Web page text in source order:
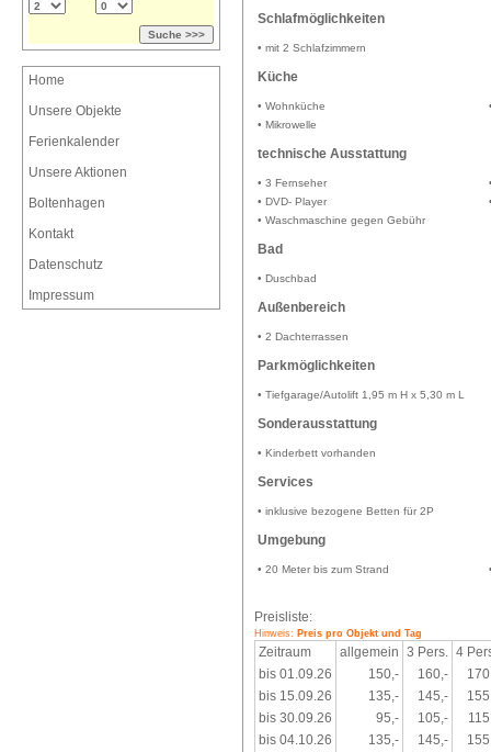
Schlafmöglichkeiten
• mit 2 Schlafzimmern
Küche
• Wohnküche
• Mikrowelle
technische Ausstattung
• 3 Fernseher
• DVD- Player
• Waschmaschine gegen Gebühr
Bad
• Duschbad
Außenbereich
• 2 Dachterrassen
Parkmöglichkeiten
• Tiefgarage/Autolift 1,95 m H x 5,30 m L
Sonderausstattung
• Kinderbett vorhanden
Services
• inklusive bezogene Betten für 2P
Umgebung
• 20 Meter bis zum Strand
Preisliste:
Hinweis: Preis pro Objekt und Tag
Zeitraum allgemein 3 Pers. 4
bis 01.09.26
150,- 160,-
bis 15.09.26
135,- 145,-
bis 30.09.26
95,- 105,-
bis 04.10.26
135,- 145,-
Home
Unsere Objekte
Ferienkalender
Unsere Aktionen
Boltenhagen
Kontakt
Datenschutz
Impressum